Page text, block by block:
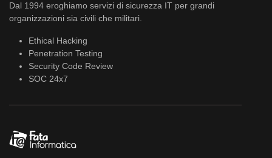
Dal 1994 eroghiamo servizi di sicurezza IT per grandi
organizzazioni sia civili che militari.
Ethical Hacking
Penetration Testing
Security Code Review
SOC 24x7